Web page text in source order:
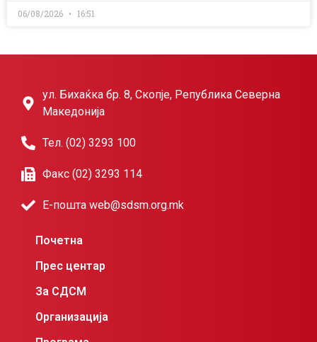
06/08/2026 16:51
ул. Бихаќка бр. 8, Скопје, Република Северна
Македонија
Тел. (02) 3293 100
Факс (02) 3293 114
Е-пошта web@sdsm.org.mk
Почетна
Прес центар
За СДСМ
Организација